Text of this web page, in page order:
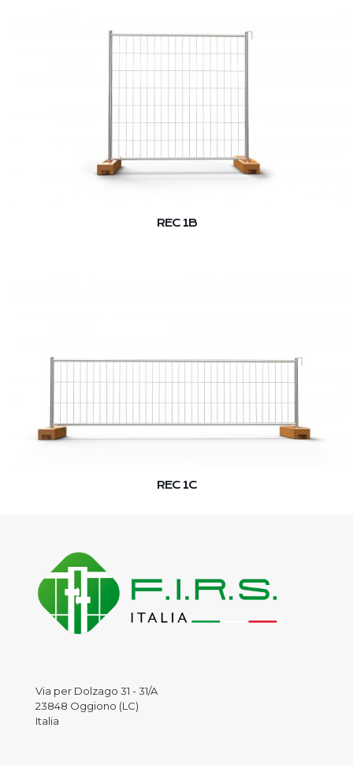
REC 1B
REC 1C
Via per Dolzago 31 - 31/A
23848 Oggiono (LC)
Italia